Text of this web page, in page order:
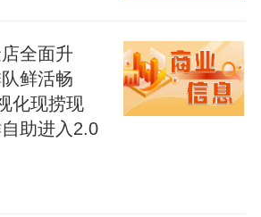
规范，为不同需求用户提
可落地的选购方案。
用选购避坑指南
全面升
鲜活畅
化现捞现
助进入2.0